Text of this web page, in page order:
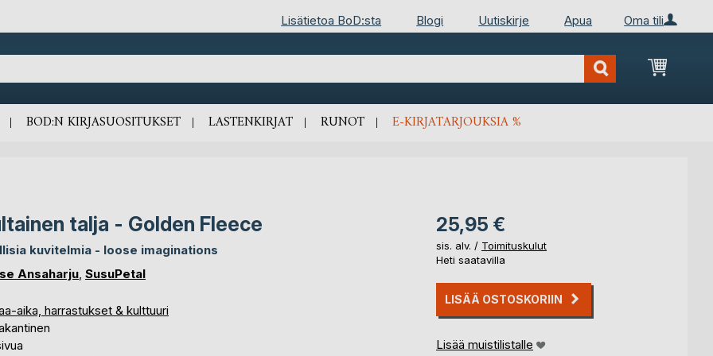
Oma tili
Lisätietoa BoD:sta Blogi Uutiskirje Apua
BOD:N KIRJASUOSITUKSET LASTENKIRJAT RUNOT E-KIRJATARJOUKSIA %
talja - Golden Fleece
kuvitelmia - loose imaginations
Ansaharju, SusuPetal
aika, harrastukset & kulttuuri
25,95 €
sis. alv. / Toimituskulut
Heti saatavilla
LISÄÄ OSTOSKORIIN
Lisää muistilistalle